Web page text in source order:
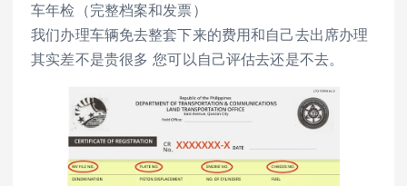
车年检（完整档案和发票）
我们办理车辆免去整套下来的费用和自己去出席办理
其实差不是贵很多 您可以自己评估去还是不去。